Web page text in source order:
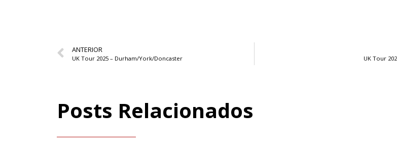
ANTERIOR
UK Tour 2025 – Durham/York/Doncaster UK Tour
Posts Relacionados